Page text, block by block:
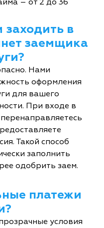
– от 2 до 36
заходить в
заемщика
Нами
оформления
для вашего
При входе в
Такой способ
заполнить
одобрить заем.
платежи
условия